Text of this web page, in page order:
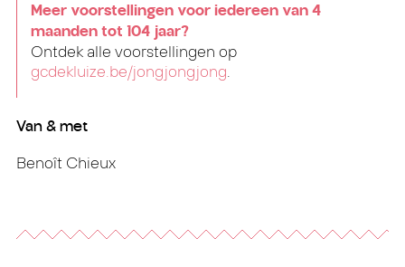
Meer voorstellingen voor iedereen van 4
maanden tot 104 jaar?
Ontdek alle voorstellingen op
gcdekluize.be/jongjongjong.
Van & met
Benoît Chieux